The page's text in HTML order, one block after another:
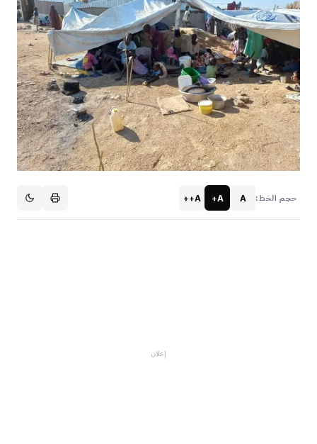
حجم الخط: A
A+
A++
إعلان